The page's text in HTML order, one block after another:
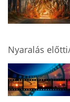
Nyaralás